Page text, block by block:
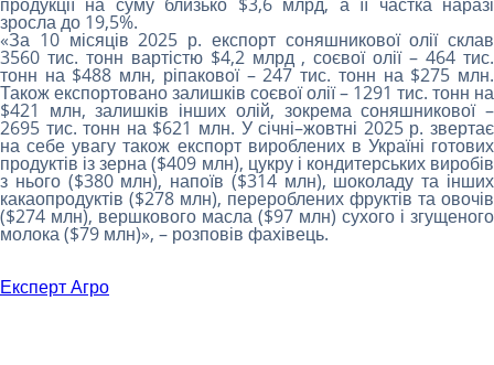
зросла до 19,5%.
«За 10 місяців 2025 р. експорт соняшникової олії склав
3560 тис. тонн вартістю $4,2 млрд , соєвої олії – 464 тис.
тонн на $488 млн, ріпакової – 247 тис. тонн на $275 млн.
Також експортовано залишків соєвої олії – 1291 тис. тонн на
$421 млн, залишків інших олій, зокрема соняшникової –
2695 тис. тонн на $621 млн. У січні–жовтні 2025 р. звертає
на себе увагу також експорт вироблених в Україні готових
продуктів із зерна ($409 млн), цукру і кондитерських виробів
з нього ($380 млн), напоїв ($314 млн), шоколаду та інших
какаопродуктів ($278 млн), перероблених фруктів та овочів
($274 млн), вершкового масла ($97 млн) сухого і згущеного
молока ($79 млн)», – розповів фахівець.
Експерт Агро